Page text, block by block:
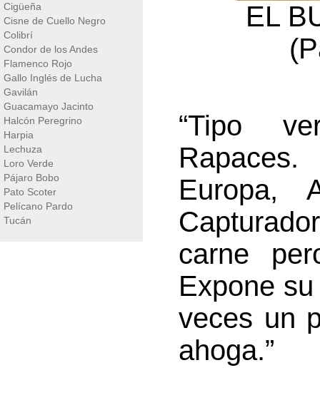
Cigüeña
Cisne de Cuello Negro
Colibrí
Condor de los Andes
Flamenco Rojo
Gallo Inglés de Lucha
Gavilán
Guacamayo Jacinto
Halcón Peregrino
Harpia
Lechuza
Loro Verde
Pájaro Bobo
Pato Scoter
Pelícano Pardo
Tucán
EL
“Tipo
Europa,
carne
Expone
veces un
ahoga.”